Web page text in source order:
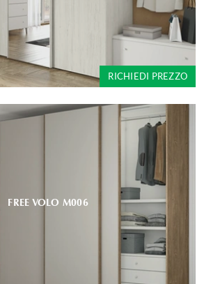
RICHIEDI PREZZO
FREE VOLO M006